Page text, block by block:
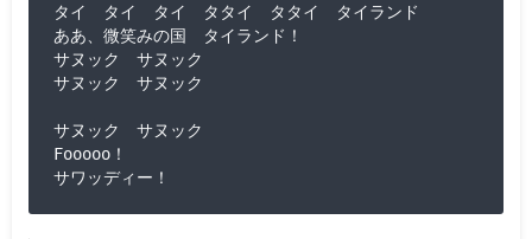
タイ　タイ　タイ　タタイ　タタイ　タイランド
ああ、微笑みの国　タイランド！
サヌック　サヌック
サヌック　サヌック
サヌック　サヌック
Fooooo！
サワッディー！